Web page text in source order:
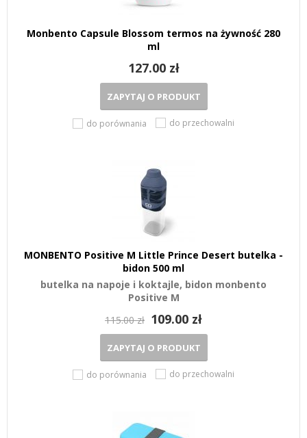
Monbento Capsule Blossom termos na żywność 280
ml
127.00 zł
ZAPYTAJ O PRODUKT
do porównania do przechowalni
MONBENTO Positive M Little Prince Desert butelka -
bidon 500 ml
butelka na napoje i koktajle, bidon monbento
Positive M
115.00 zł 109.00 zł
ZAPYTAJ O PRODUKT
do porównania do przechowalni